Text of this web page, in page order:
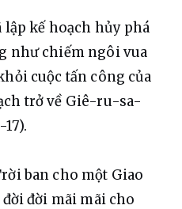
lập kế hoạch hủy phá
như chiếm ngôi vua
cuộc tấn công của
trở về Giê-ru-sa-
ban cho một Giao
đời mãi mãi cho